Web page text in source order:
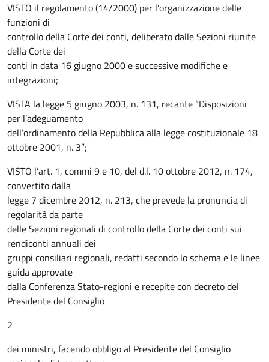
VISTO il regolamento (14/2000) per l’organizzazione delle
funzioni di
controllo della Corte dei conti, deliberato dalle Sezioni riunite
della Corte dei
conti in data 16 giugno 2000 e successive modifiche e
integrazioni;
VISTA la legge 5 giugno 2003, n. 131, recante “Disposizioni
per l’adeguamento
dell’ordinamento della Repubblica alla legge costituzionale 18
ottobre 2001, n. 3”;
VISTO l’art. 1, commi 9 e 10, del d.l. 10 ottobre 2012, n. 174,
convertito dalla
legge 7 dicembre 2012, n. 213, che prevede la pronuncia di
regolarità da parte
delle Sezioni regionali di controllo della Corte dei conti sui
rendiconti annuali dei
gruppi consiliari regionali, redatti secondo lo schema e le linee
guida approvate
dalla Conferenza Stato-regioni e recepite con decreto del
Presidente del Consiglio
2
dei ministri, facendo obbligo al Presidente del Consiglio